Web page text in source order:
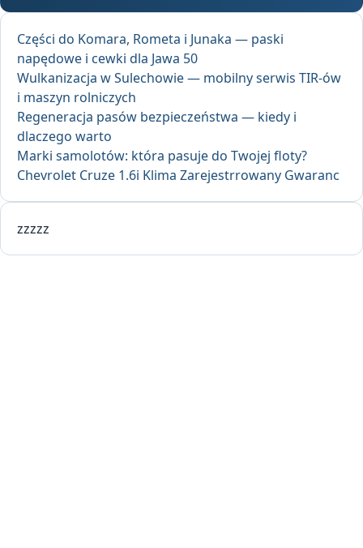
Części do Komara, Rometa i Junaka — paski
napędowe i cewki dla Jawa 50
Wulkanizacja w Sulechowie — mobilny serwis TIR-ów
i maszyn rolniczych
Regeneracja pasów bezpieczeństwa — kiedy i
dlaczego warto
Marki samolotów: która pasuje do Twojej floty?
Chevrolet Cruze 1.6i Klima Zarejestrrowany Gwaranc
zzzzz